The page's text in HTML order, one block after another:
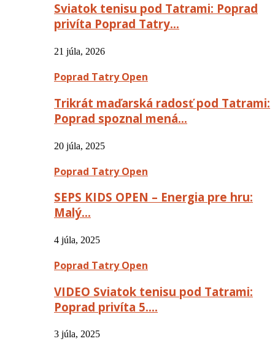
Sviatok tenisu pod Tatrami: Poprad
privíta Poprad Tatry…
21 júla, 2026
Poprad Tatry Open
Trikrát maďarská radosť pod Tatrami:
Poprad spoznal mená…
20 júla, 2025
Poprad Tatry Open
SEPS KIDS OPEN – Energia pre hru:
Malý…
4 júla, 2025
Poprad Tatry Open
VIDEO Sviatok tenisu pod Tatrami:
Poprad privíta 5….
3 júla, 2025